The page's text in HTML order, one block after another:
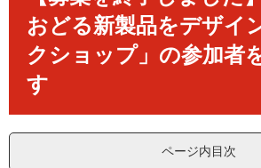
おどる新製品をデザイ
クショップ」の参加者
す
ページ内目次